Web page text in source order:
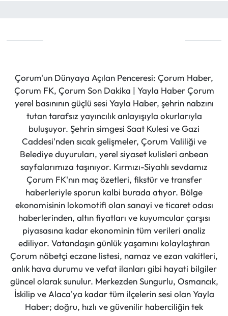
Çorum'un Dünyaya Açılan Penceresi: Çorum Haber,
Çorum FK, Çorum Son Dakika | Yayla Haber Çorum
yerel basınının güçlü sesi Yayla Haber, şehrin nabzını
tutan tarafsız yayıncılık anlayışıyla okurlarıyla
buluşuyor. Şehrin simgesi Saat Kulesi ve Gazi
Caddesi'nden sıcak gelişmeler, Çorum Valiliği ve
Belediye duyuruları, yerel siyaset kulisleri anbean
sayfalarımıza taşınıyor. Kırmızı-Siyahlı sevdamız
Çorum FK'nın maç özetleri, fikstür ve transfer
haberleriyle sporun kalbi burada atıyor. Bölge
ekonomisinin lokomotifi olan sanayi ve ticaret odası
haberlerinden, altın fiyatları ve kuyumcular çarşısı
piyasasına kadar ekonominin tüm verileri analiz
ediliyor. Vatandaşın günlük yaşamını kolaylaştıran
Çorum nöbetçi eczane listesi, namaz ve ezan vakitleri,
anlık hava durumu ve vefat ilanları gibi hayati bilgiler
güncel olarak sunulur. Merkezden Sungurlu, Osmancık,
İskilip ve Alaca'ya kadar tüm ilçelerin sesi olan Yayla
Haber; doğru, hızlı ve güvenilir haberciliğin tek